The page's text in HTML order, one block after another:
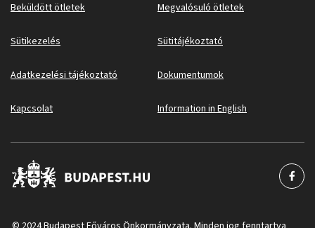
Beküldött ötletek Megvalósuló ötletek
Sütikezelés Sütitájékoztató
Adatkezelési tájékoztató Dokumentumok
Kapcsolat Information in English